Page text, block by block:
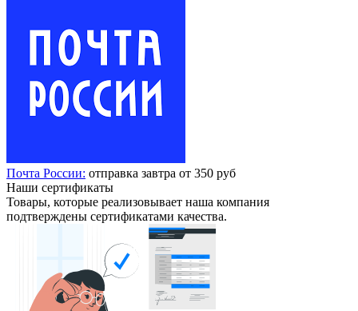
Почта России: отправка завтра от 350 руб
Наши сертификаты
Товары, которые реализовывает наша компания
подтверждены сертификатами качества.